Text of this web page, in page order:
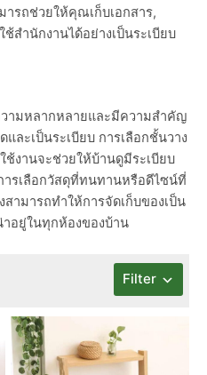
ารถช่วยให้คุณเก็บเอกสาร,
ช้สำนักงานได้อย่างเป็นระเบียบ
วามหลากหลายและมีความสำคัญ
ละเป็นระเบียบ การเลือกชั้นวาง
งานจะช่วยให้บ้านดูมีระเบียบ
ารเลือกวัสดุที่ทนทานหรือดีไซน์ที่
ามารถทำให้การจัดเก็บของเป็น
าอยู่ในทุกห้องของบ้าน
Filter